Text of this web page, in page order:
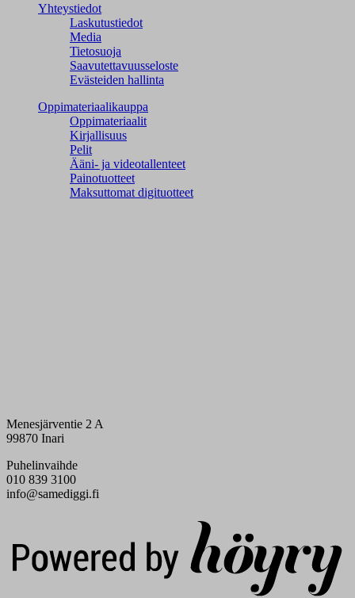
Yhteystiedot
Laskutustiedot
Media
Tietosuoja
Saavutettavuusseloste
Evästeiden hallinta
Oppimateriaalikauppa
Oppimateriaalit
Kirjallisuus
Pelit
Ääni- ja videotallenteet
Painotuotteet
Maksuttomat digituotteet
Menesjärventie 2 A
99870 Inari
Puhelinvaihde
010 839 3100
info@samediggi.fi